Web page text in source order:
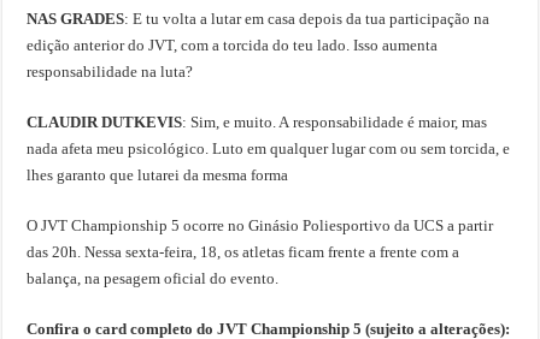
NAS GRADES: E tu volta a lutar em casa depois da tua participação na
edição anterior do JVT, com a torcida do teu lado. Isso aumenta
responsabilidade na luta?
CLAUDIR DUTKEVIS: Sim, e muito. A responsabilidade é maior, mas
nada afeta meu psicológico. Luto em qualquer lugar com ou sem torcida, e
lhes garanto que lutarei da mesma forma
O JVT Championship 5 ocorre no Ginásio Poliesportivo da UCS a partir
das 20h. Nessa sexta-feira, 18, os atletas ficam frente a frente com a
balança, na pesagem oficial do evento.
Confira o card completo do JVT Championship 5 (sujeito a alterações):